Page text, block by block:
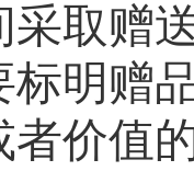
采取赠
标明赠
者价值